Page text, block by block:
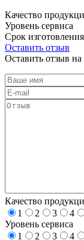
Качество
Уровень сервиса
Срок изготовления
Оставить отзыв
Оставить отзыв
Качество
1
2 3 4
Уровень сервиса
1
2 3 4